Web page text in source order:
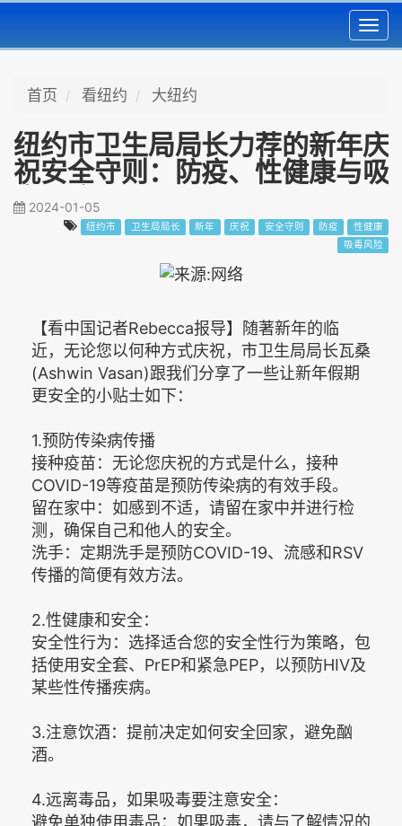
首页 看纽约 大纽约
纽约市卫生局局长力荐的新年庆
祝安全守则：防疫、性健康与吸
毒风险
2024-01-05
纽约市 卫生局局长 新年 庆祝 安全守则 防疫
性健康
吸毒风险
【看中国记者Rebecca报导】随著新年的临
近，无论您以何种方式庆祝，市卫生局局长瓦桑
(Ashwin Vasan)跟我们分享了一些让新年假期
更安全的小贴士如下：
1.预防传染病传播
接种疫苗：无论您庆祝的方式是什么，接种
COVID-19等疫苗是预防传染病的有效手段。
留在家中：如感到不适，请留在家中并进行检
测，确保自己和他人的安全。
洗手：定期洗手是预防COVID-19、流感和RSV
传播的简便有效方法。
2.性健康和安全：
安全性行为：选择适合您的安全性行为策略，包
括使用安全套、PrEP和紧急PEP，以预防HIV及
某些性传播疾病。
3.注意饮酒：提前决定如何安全回家，避免酗
酒。
4.远离毒品，如果吸毒要注意安全：
避免单独使用毒品：如果吸毒，请与了解情况的